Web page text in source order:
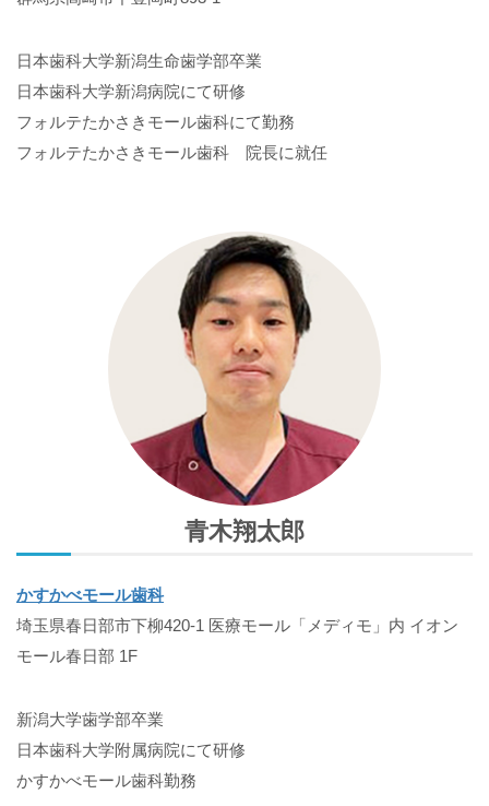
日本歯科大学新潟生命歯学部卒業
日本歯科大学新潟病院にて研修
フォルテたかさきモール歯科にて勤務
フォルテたかさきモール歯科 院長に就任
青木翔太郎
かすかべモール歯科
埼玉県春日部市下柳420-1 医療モール「メディモ」内 イオン
モール春日部 1F
新潟大学歯学部卒業
日本歯科大学附属病院にて研修
かすかべモール歯科勤務